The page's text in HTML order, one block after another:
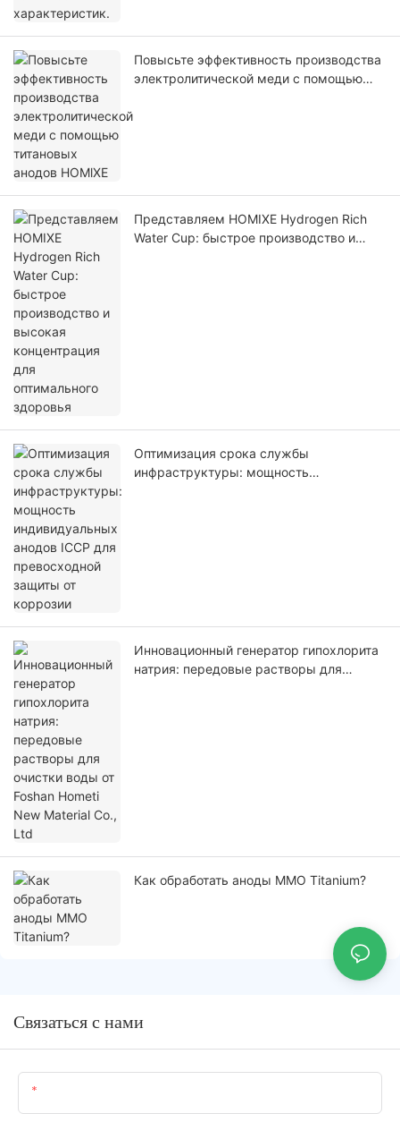
Повысьте эффективность производства
электролитической меди с помощью
Представляем HOMIXE Hydrogen Rich
Water Cup: быстрое производство и
Оптимизация срока службы
инфраструктуры: мощность
Инновационный генератор гипохлорита
натрия: передовые растворы для
Как обработать аноды MMO Titanium?
Связаться с нами